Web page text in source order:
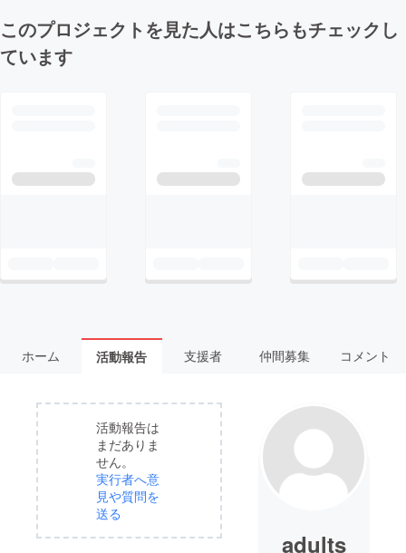
このプロジェクトを見た人はこちらもチェックし
ています
ホーム 活動報告 支援者 仲間募集 コメント
活動報告は
まだありま
せん。
実行者へ意
見や質問を
送る
adults